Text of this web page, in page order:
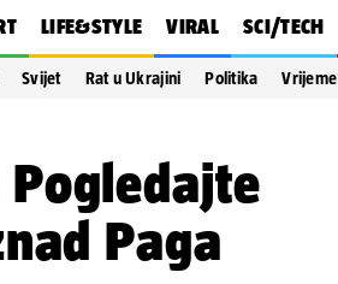
LIFE&STYLE VIRAL SCI/TECH
Svijet Rat u Ukrajini Politika Vrijeme
Pogledajte
Paga